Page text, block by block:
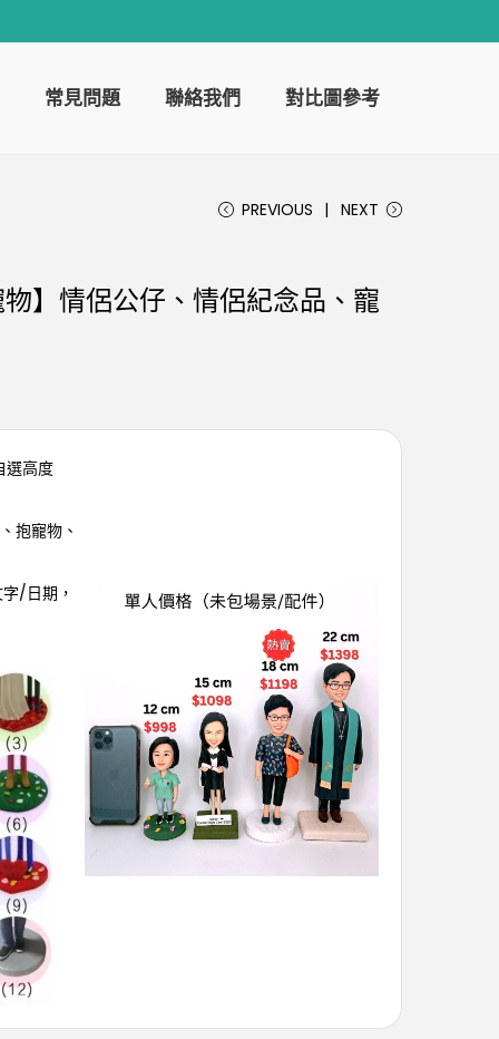
常見問題 聯絡我們 對比圖參考
PREVIOUS NEXT
】情侶公仔、情侶紀念品、寵
選高度
抱寵物、
/日期，